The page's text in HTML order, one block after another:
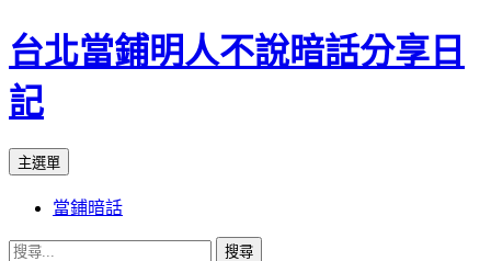
台北當鋪明人不說暗話分享日
記
搜
主選單
內
容
當鋪暗話
搜